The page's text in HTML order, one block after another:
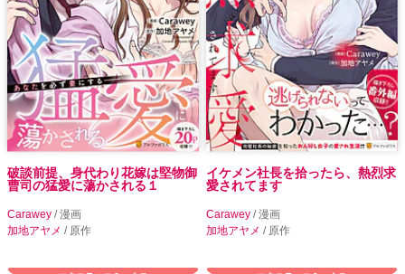
破談前提、身代わり花嫁は堅物御
曹司の猛愛に蕩かされる１
Carawey / 漫画
加地アヤメ / 原作
イケメン社長を拾ったら、熱烈求
愛されてます
Carawey / 漫画
加地アヤメ / 原作